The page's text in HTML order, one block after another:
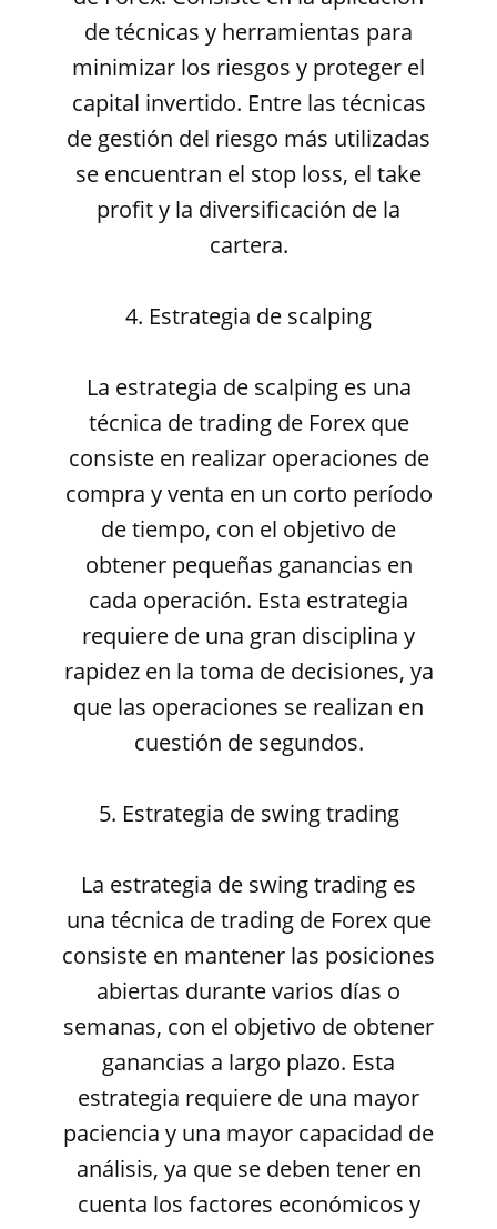
de técnicas y herramientas para
minimizar los riesgos y proteger el
capital invertido. Entre las técnicas
de gestión del riesgo más utilizadas
se encuentran el stop loss, el take
profit y la diversificación de la
cartera.
4. Estrategia de scalping
La estrategia de scalping es una
técnica de trading de Forex que
consiste en realizar operaciones de
compra y venta en un corto período
de tiempo, con el objetivo de
obtener pequeñas ganancias en
cada operación. Esta estrategia
requiere de una gran disciplina y
rapidez en la toma de decisiones, ya
que las operaciones se realizan en
cuestión de segundos.
5. Estrategia de swing trading
La estrategia de swing trading es
una técnica de trading de Forex que
consiste en mantener las posiciones
abiertas durante varios días o
semanas, con el objetivo de obtener
ganancias a largo plazo. Esta
estrategia requiere de una mayor
paciencia y una mayor capacidad de
análisis, ya que se deben tener en
cuenta los factores económicos y